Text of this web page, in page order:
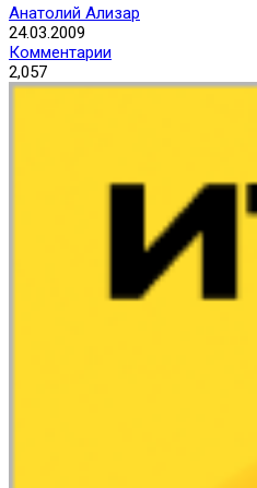
Анатолий Ализар
24.03.2009
Комментарии
2,057